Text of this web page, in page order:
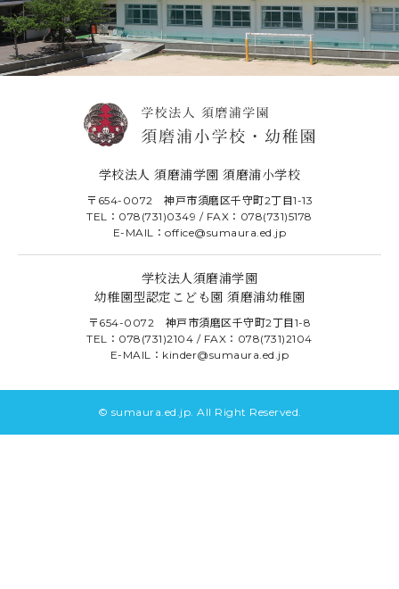
学校法人 須磨浦学園 須磨浦小学校
〒654-0072 神戸市須磨区千守町2丁目1-13
TEL：078(731)0349 / FAX：078(731)5178
E-MAIL：office@sumaura.ed.jp
学校法人須磨浦学園
幼稚園型認定こども園 須磨浦幼稚園
〒654-0072 神戸市須磨区千守町2丁目1-8
TEL：078(731)2104 / FAX：078(731)2104
E-MAIL：kinder@sumaura.ed.jp
© sumaura.ed.jp. All Right Reserved.